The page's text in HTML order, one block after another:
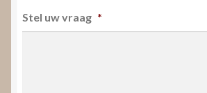
Stel uw vraag *